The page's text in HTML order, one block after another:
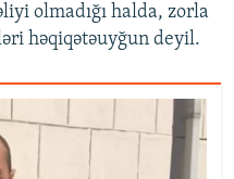
olmadığı halda, zorla
həqiqətəuyğun deyil.